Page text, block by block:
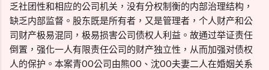
乏社团性和相应的公司机关，没有分权制衡的内部治理结构，
缺乏内部监督。股东既是所有者，又是管理者，个人财产和公
司财产极易混同，极易损害公司债权人利益。故通过举证责任
倒置，强化一人有限责任公司的财产独立性，从而加强对债权
人的保护。本案青OO公司由熊OO、沈OO夫妻二人在婚姻关系